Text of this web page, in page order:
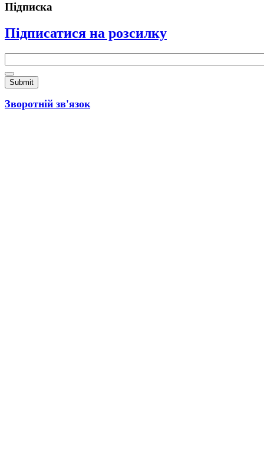
Підписка
Підписатися на розсилку
Зворотній зв'язок